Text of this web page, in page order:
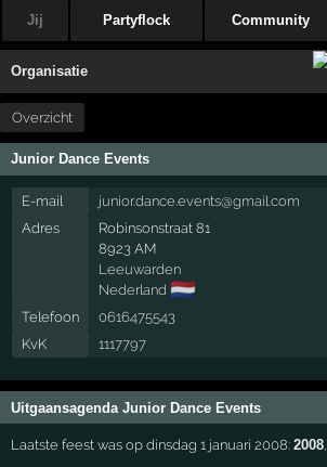
Jij Partyflock Community
Organisatie
Overzicht
Junior Dance Events
E-mail
junior.dance.events@gmail.com
Adres
Robinsonstraat 81
8923 AM
Leeuwarden
Nederland 🇳🇱
Telefoon
0616475543
KvK
1117797
Uitgaansagenda Junior Dance Events
Laatste feest was op dinsdag 1 januari 2008:2008